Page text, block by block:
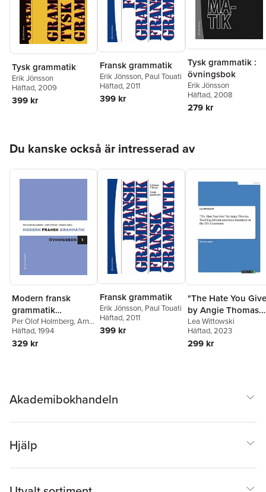
Tysk grammatik
Erik Jönsson
Häftad, 2009
399 kr
Fransk grammatik
Erik Jönsson, Paul Touati
Häftad, 2011
399 kr
Tysk grammatik :
övningsbok
Erik Jönsson
Häftad, 2008
279 kr
Du kanske också är intresserad av
Modern fransk
grammatik
Övningsbok 1 +
Facit
Per Olof Holmberg,Arne
Klum,Roger Girod
Häftad, 1994
329 kr
Fransk grammatik
Erik Jönsson, Paul Touati
Häftad, 2011
399 kr
"The Hate You
by Angie Thomas.
Teaching African
American Literature
in the EFL
Lea Wittowski
Häftad, 2023
299 kr
Akademibokhandeln
Hjälp